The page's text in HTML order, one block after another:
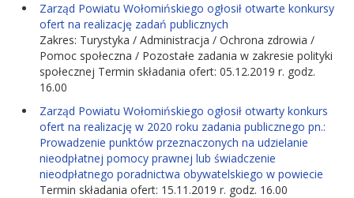
Zarząd Powiatu Wołomińskiego ogłosił otwarte konkursy
ofert na realizację zadań publicznych
Zakres: Turystyka / Administracja / Ochrona zdrowia /
Pomoc społeczna / Pozostałe zadania w zakresie polityki
społecznej Termin składania ofert: 05.12.2019 r. godz.
16.00
Zarząd Powiatu Wołomińskiego ogłosił otwarty konkurs
ofert na realizację w 2020 roku zadania publicznego pn.:
Prowadzenie punktów przeznaczonych na udzielanie
nieodpłatnej pomocy prawnej lub świadczenie
nieodpłatnego poradnictwa obywatelskiego w powiecie
Termin składania ofert: 15.11.2019 r. godz. 16.00